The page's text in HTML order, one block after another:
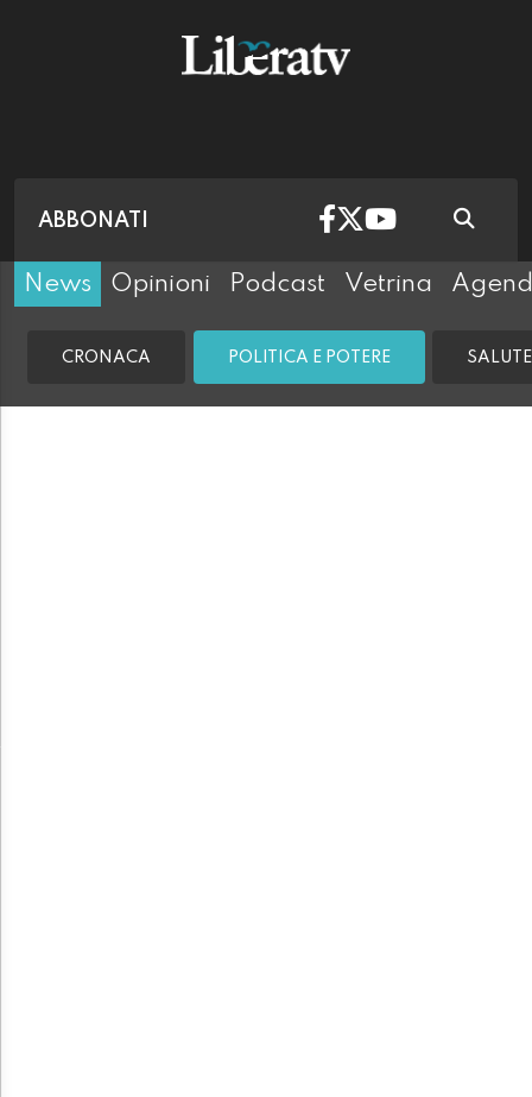
ABBONATI
News Opinioni Podcast Vetrina
CRONACA POLITICA E POTERE